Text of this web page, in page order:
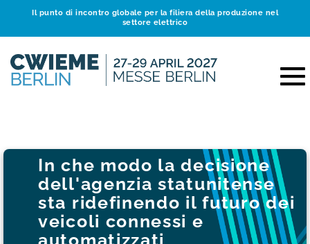
Il punto di incontro globale per la filiera della produzione nel
settore elettrico
In che modo la decisione
dell'agenzia statunitense
sta ridefinendo il futuro dei
veicoli connessi e
automatizzati